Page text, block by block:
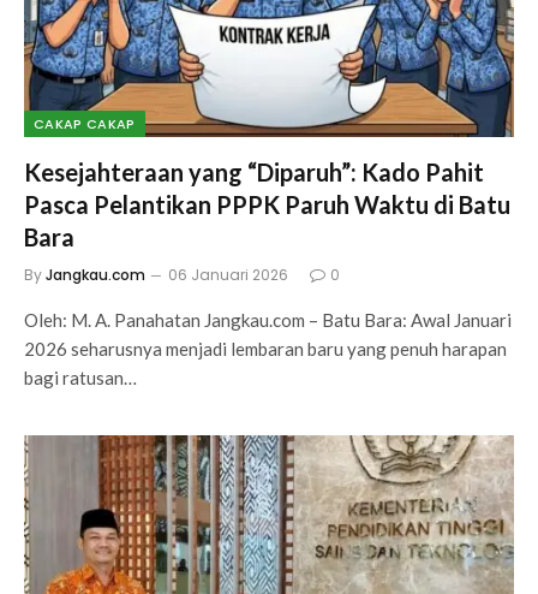
CAKAP CAKAP
Kesejahteraan yang “Diparuh”: Kado Pahit
Pasca Pelantikan PPPK Paruh Waktu di Batu
Bara
ByJangkau.com 06 Januari 2026 0
Oleh: M. A. Panahatan Jangkau.com – Batu Bara: ​Awal Januari
2026 seharusnya menjadi lembaran baru yang penuh harapan
bagi ratusan…